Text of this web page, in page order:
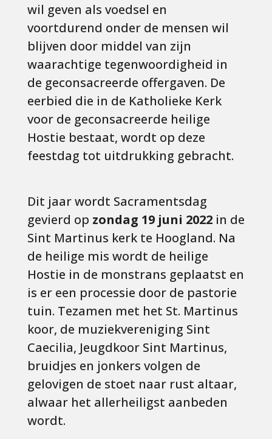
wil geven als voedsel en
voortdurend onder de mensen wil
blijven door middel van zijn
waarachtige tegenwoordigheid in
de geconsacreerde offergaven. De
eerbied die in de Katholieke Kerk
voor de geconsacreerde heilige
Hostie bestaat, wordt op deze
feestdag tot uitdrukking gebracht.
Dit jaar wordt Sacramentsdag
gevierd op zondag 19 juni 2022in de
Sint Martinus kerk te Hoogland. Na
de heilige mis wordt de heilige
Hostie in de monstrans geplaatst en
is er een processie door de pastorie
tuin. Tezamen met het St. Martinus
koor, de muziekvereniging Sint
Caecilia, Jeugdkoor Sint Martinus,
bruidjes en jonkers volgen de
gelovigen de stoet naar rust altaar,
alwaar het allerheiligst aanbeden
wordt.